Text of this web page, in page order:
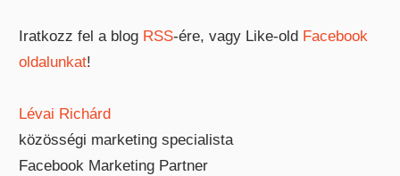
Iratkozz fel a blog RSS-ére, vagy Like-old Facebook
oldalunkat!
Lévai Richárd
közösségi marketing specialista
Facebook Marketing Partner